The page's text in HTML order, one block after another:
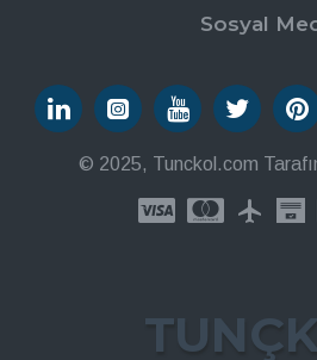
Sosyal
© 2025, Tunckol.com